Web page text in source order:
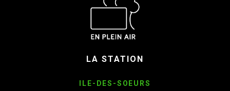
LA STATION
ILE-DES-SOEURS